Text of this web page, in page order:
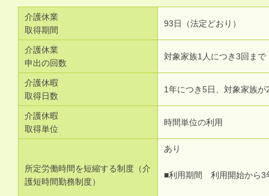
介護休業
取得期間
93日（法定どおり）
介護休業
申出の回数
対象家族1人につき3回まで
介護休暇
取得日数
1年につき5日、対象家族
介護休暇
取得単位
時間単位の利用
所定労働時間を短縮する制度（介
護短時間勤務制度）
あり
■利用期間 利用開始から3